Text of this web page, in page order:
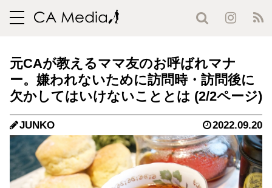
toggle
元CAが教えるママ友のお呼ばれマナ
ー。嫌われないために訪問時・訪問後に
欠かしてはいけないこととは (2/2ページ)
JUNKO 2022.09.20